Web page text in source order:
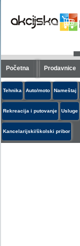
Početna Prodavnice
Tehnika Auto/moto Nameštaj
Rekreacija i putovanje Usluge
Kancelarijski/školski pribor